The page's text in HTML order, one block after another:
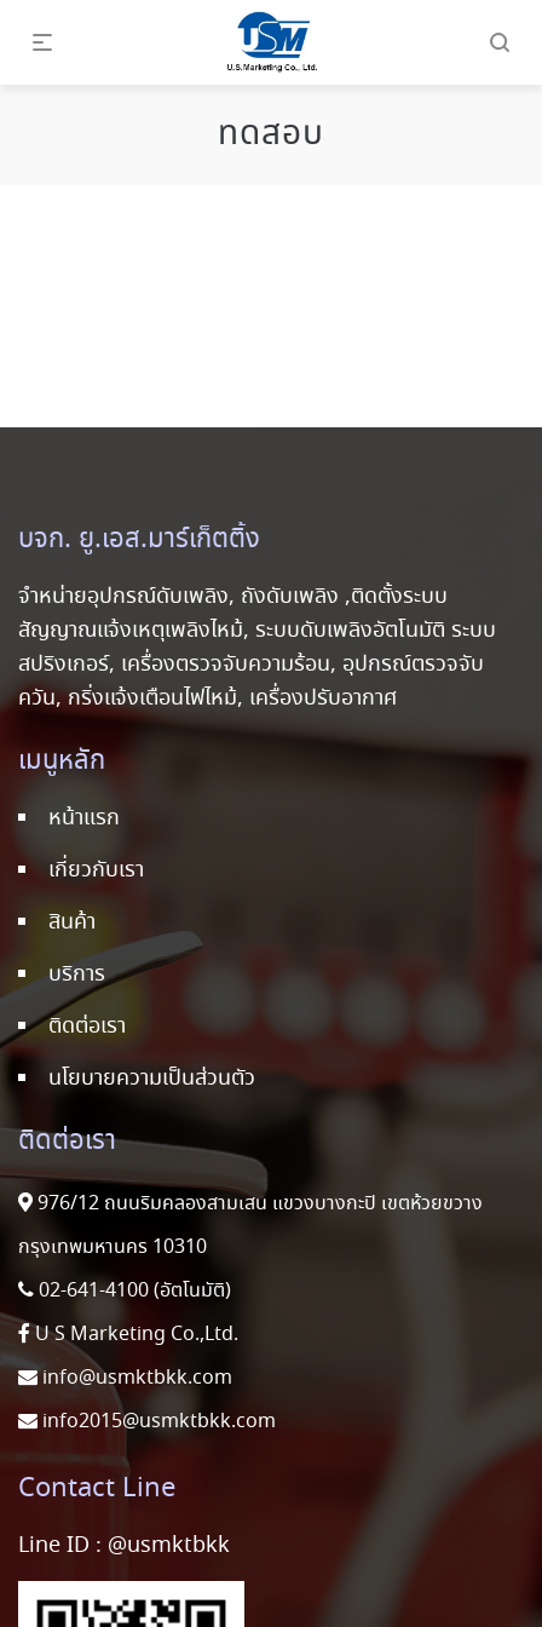
ทดสอบ
บจก. ยู.เอส.มาร์เก็ตติ้ง
จำหน่ายอุปกรณ์ดับเพลิง, ถังดับเพลิง ,ติดตั้งระบบ
สัญญาณแจ้งเหตุเพลิงไหม้, ระบบดับเพลิงอัตโนมัติ ระบบ
สปริงเกอร์, เครื่องตรวจจับความร้อน, อุปกรณ์ตรวจจับ
ควัน, กริ่งแจ้งเตือนไฟไหม้, เครื่องปรับอากาศ
เมนูหลัก
หน้าแรก
เกี่ยวกับเรา
สินค้า
บริการ
ติดต่อเรา
นโยบายความเป็นส่วนตัว
ติดต่อเรา
976/12 ถนนริมคลองสามเสน แขวงบางกะปิ เขตห้วยขวาง
กรุงเทพมหานคร 10310
02-641-4100 (อัตโนมัติ)
U S Marketing Co.,Ltd.
info@usmktbkk.com
info2015@usmktbkk.com
Contact Line
Line ID : @usmktbkk